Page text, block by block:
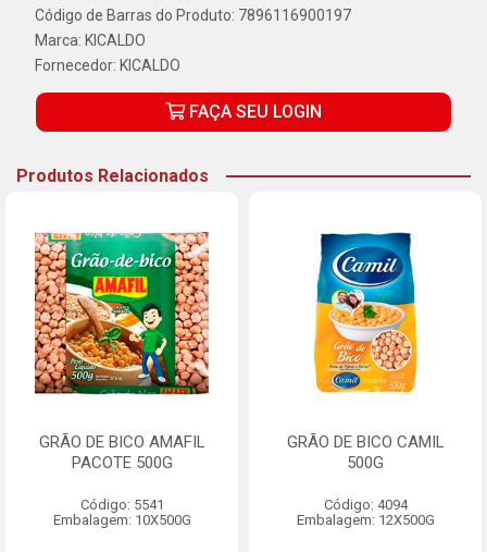
Código de Barras do Produto: 7896116900197
Marca: KICALDO
Fornecedor: KICALDO
FAÇA SEU LOGIN
Produtos Relacionados
GRÃO DE BICO AMAFIL
PACOTE 500G
Código: 5541
Embalagem: 10X500G
GRÃO DE BICO CAMIL
500G
Código: 4094
Embalagem: 12X500G